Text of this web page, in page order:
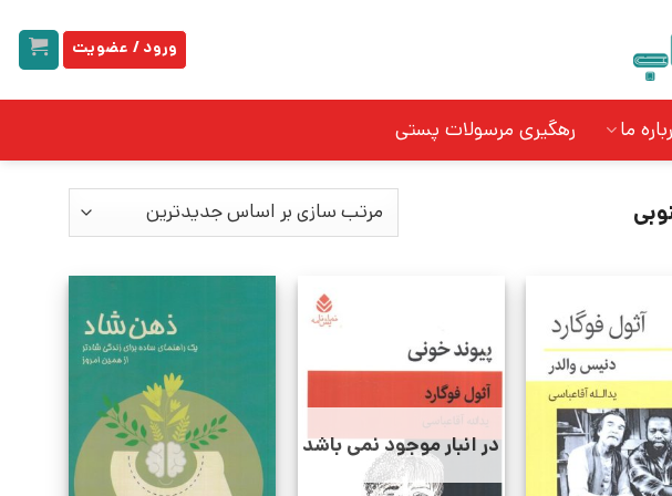
ورود / عضویت
ما رهگیری مرسولات پستی
در انبار موجود نمی باشد